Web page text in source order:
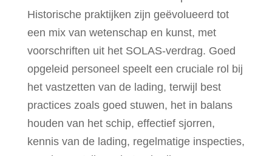
Historische praktijken zijn geëvolueerd tot
een mix van wetenschap en kunst, met
voorschriften uit het SOLAS-verdrag. Goed
opgeleid personeel speelt een cruciale rol bij
het vastzetten van de lading, terwijl best
practices zoals goed stuwen, het in balans
houden van het schip, effectief sjorren,
kennis van de lading, regelmatige inspecties,